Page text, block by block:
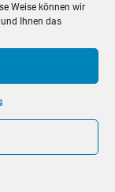
Weise können wir
Ihnen das